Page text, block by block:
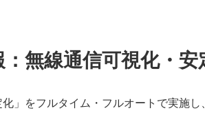
：無線通信可視化・
」をフルタイム・フルオートで実施